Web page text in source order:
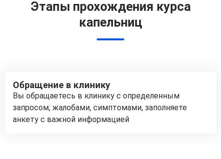
Этапы прохождения курса
капельниц
Обращение в клинику
Вы обращаетесь в клинику с определенным
запросом, жалобами, симптомами, заполняете
анкету с важной информацией